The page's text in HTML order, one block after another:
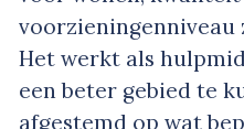
voorzieningenniveau
Het werkt als
een beter gebied te
afgestemd op wat